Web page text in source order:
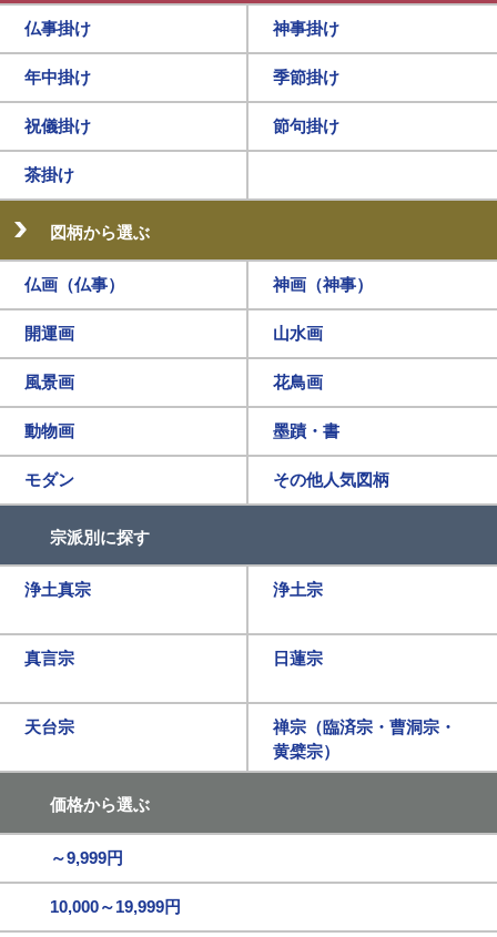
仏事掛け 神事掛け
年中掛け 季節掛け
祝儀掛け 節句掛け
茶掛け
図柄から選ぶ
仏画（仏事） 神画（神事）
開運画 山水画
風景画 花鳥画
動物画 墨蹟・書
モダン その他人気図柄
宗派別に探す
浄土真宗 浄土宗
真言宗 日蓮宗
天台宗
禅宗（臨済宗・曹洞宗・
黄檗宗）
価格から選ぶ
～9,999円
10,000～19,999円